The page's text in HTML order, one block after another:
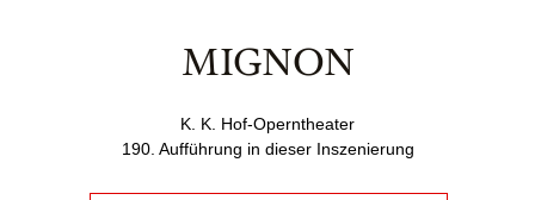
MIGNON
K. K. Hof-Operntheater
190. Aufführung in dieser Inszenierung